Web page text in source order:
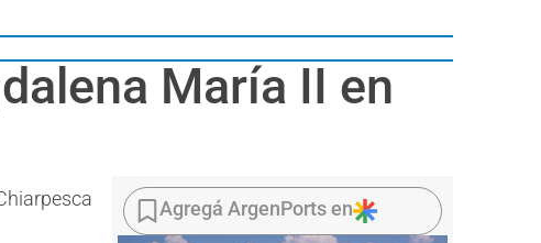
María II en
Agregá ArgenPorts en